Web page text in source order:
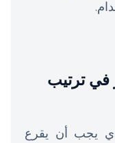
في ترتيب
يجب أن يقرع